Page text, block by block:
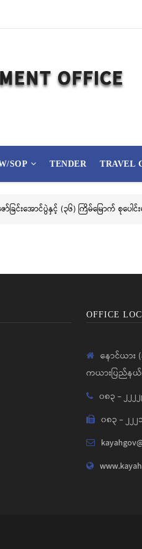
SOP TENDER TRAVEL
င်းအောင်ပွဲနှင့် (၃၆) ကြိမ်မြောက် စုပ
OFFICE
နောင်ယာ
ကယားပြည်နယ်
၀၈၃ - ၂၂၂
၀၈၃ - ၂၂၂